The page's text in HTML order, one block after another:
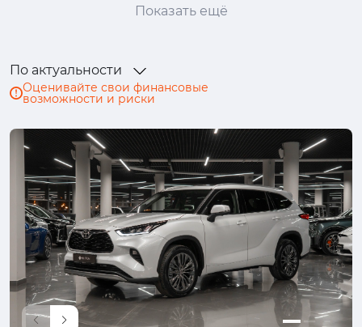
Hyundai
Infiniti
Kia Lada (ВАЗ)
Land Rover
Lexus
LiXiang Lynk & Co
Mazda
Mercedes-Benz
MINI Mitsubishi
Nissan
Omoda
Opel Peugeot
Porsche
Ram
Renault Skoda
Solaris
Subaru
Suzuki SWM
Tank
TENET
Toyota Volkswagen
Volvo
Показать ещё
По актуальности
Оценивайте свои финансовые
возможности и риски